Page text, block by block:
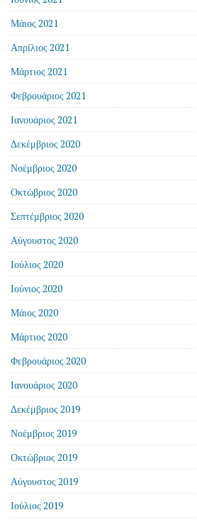
Μάιος 2021
Απρίλιος 2021
Μάρτιος 2021
Φεβρουάριος 2021
Ιανουάριος 2021
Δεκέμβριος 2020
Νοέμβριος 2020
Οκτώβριος 2020
Σεπτέμβριος 2020
Αύγουστος 2020
Ιούλιος 2020
Ιούνιος 2020
Μάιος 2020
Μάρτιος 2020
Φεβρουάριος 2020
Ιανουάριος 2020
Δεκέμβριος 2019
Νοέμβριος 2019
Οκτώβριος 2019
Αύγουστος 2019
Ιούλιος 2019